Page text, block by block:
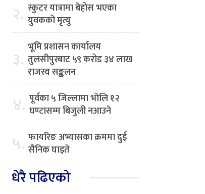
२. स्कुटर यात्रामा बेहोस भएका
युवकको मृत्यु
३. भूमि प्रशासन कार्यालय
तुलसीपुरबाट ५९ करोड ३४ लाख
राजस्व सङ्कलन
४. पूर्वका ५ जिल्लामा भाेलि १२
घण्टासम्म बिजुली नआउने
५. फायरिङ अभ्यासका क्रममा दुई
सैनिक घाइते
धेरै पढिएको